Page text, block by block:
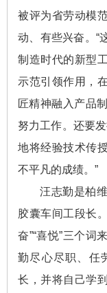
被评为省劳动模
动、有些兴奋。“
制造时代的新型
示范引领作用，
匠精神融入产品
努力工作。还要
地将经验技术传
不平凡的成绩。”
汪志勤是柏
胶囊车间工段长
奋”“喜悦”三个词
勤尽心尽职、任
长，并将自己学